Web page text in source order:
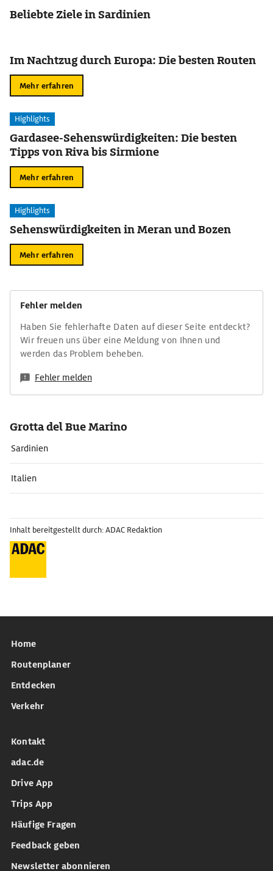
Beliebte Ziele in Sardinien
Im Nachtzug durch Europa: Die besten Routen
Mehr erfahren
Highlights
Gardasee-Sehenswürdigkeiten: Die besten
Tipps von Riva bis Sirmione
Mehr erfahren
Highlights
Sehenswürdigkeiten in Meran und Bozen
Mehr erfahren
Fehler melden
Haben Sie fehlerhafte Daten auf dieser Seite entdeckt?
Wir freuen uns über eine Meldung von Ihnen und
werden das Problem beheben.
Fehler melden
Grotta del Bue Marino
Sardinien
Italien
Inhalt bereitgestellt durch: ADAC Redaktion
Home
Routenplaner
Entdecken
Verkehr
Kontakt
adac.de
Drive App
Trips App
Häufige Fragen
Feedback geben
Newsletter abonnieren